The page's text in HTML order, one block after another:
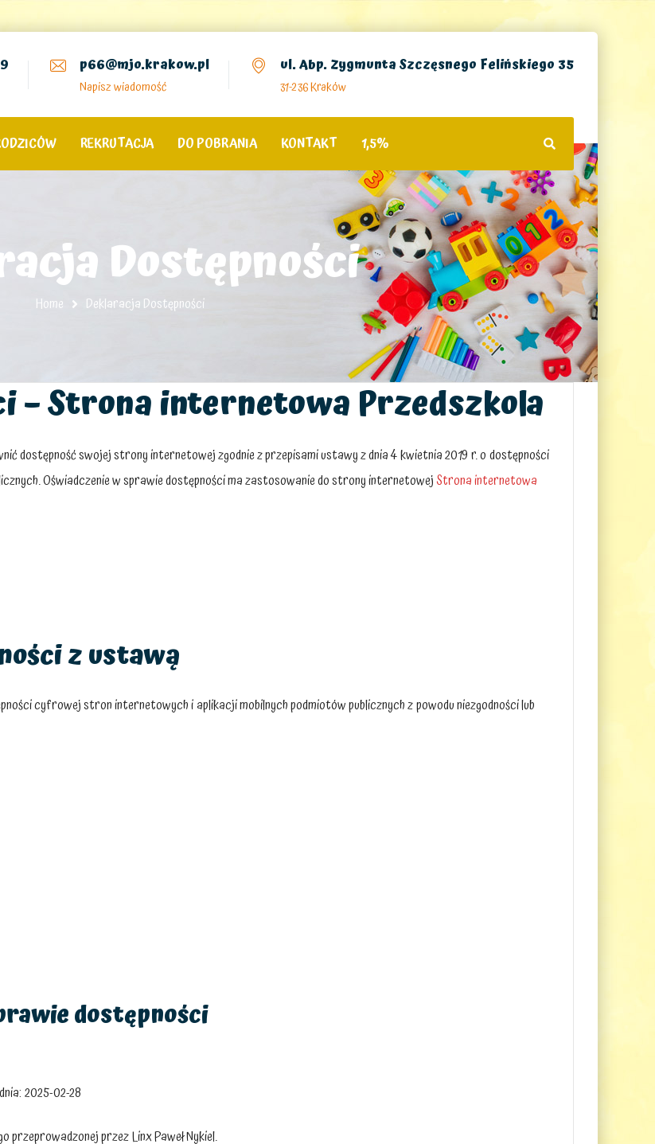
p66@mjo.krakow.pl
Napisz wiadomość
ul. Abp. Zygmunta Szczęsnego Felińskiego 35
31-236 Kraków
REKRUTACJA DO POBRANIA KONTAKT 1,5%
Dostępności
Home Deklaracja Dostępności
– Strona internetowa Przedszkola
dostępność swojej strony internetowej zgodnie z przepisami ustawy z dnia 4 kwietnia 2019 r. o dostępności
Oświadczenie w sprawie dostępności ma zastosowanie do strony internetowejStrona internetowa
z ustawą
cyfrowej stron internetowych i aplikacji mobilnych podmiotów publicznych z powodu niezgodności lub
dostępności
2025-02-28
przeprowadzonej przezLinx Paweł Nykiel.